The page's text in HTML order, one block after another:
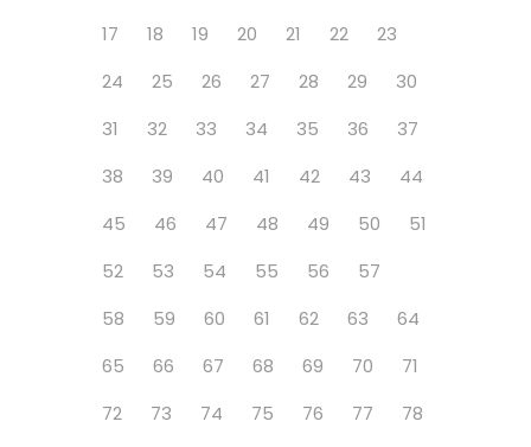
17
18 19 20 21 22
23
24
25 26 27 28 29
30
31
32 33 34 35 36
37
38
39 40 41 42 43
44
45
46 47 48 49 50
51
52
53 54 55 56
57
58
59 60 61 62 63
64
65
66 67 68 69 70
71
72
73 74 75 76 77
78